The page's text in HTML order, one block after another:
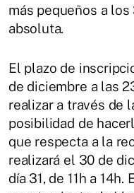
más pequeños a
absoluta.
El plazo de
de diciembre a las
realizar a través de
posibilidad de
que respecta a la
realizará el 30 de
día 31, de 11h a